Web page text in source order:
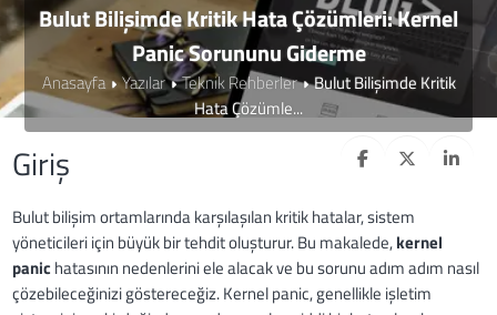
Bulut Bilişimde Kritik Hata Çözümleri: Kernel
Panic Sorununu Giderme
Anasayfa Yazılar Teknik Rehberler
Bulut Bilişimde Kritik
Hata Çözümle...
Giriş
Bulut bilişim ortamlarında karşılaşılan kritik hatalar, sistem
yöneticileri için büyük bir tehdit oluşturur. Bu makalede,kernel
panic hatasının nedenlerini ele alacak ve bu sorunu adım adım nasıl
çözebileceğinizi göstereceğiz. Kernel panic, genellikle işletim